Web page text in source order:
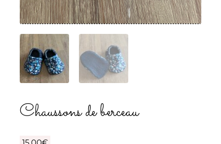
Chaussons de berceau